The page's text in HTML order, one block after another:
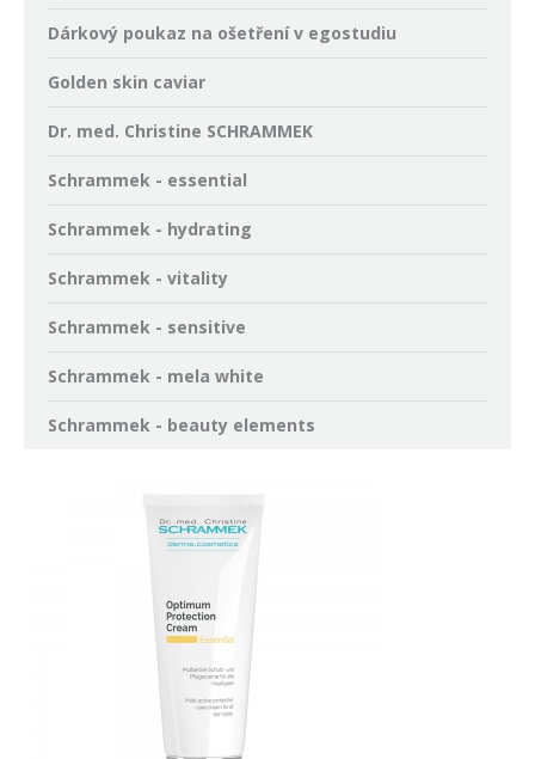
Dárkový poukaz na ošetření v egostudiu
Golden skin caviar
Dr. med. Christine SCHRAMMEK
Schrammek - essential
Schrammek - hydrating
Schrammek - vitality
Schrammek - sensitive
Schrammek - mela white
Schrammek - beauty elements